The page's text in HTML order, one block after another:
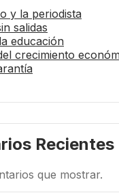
y la periodista
salidas
educación
crecimiento
Recientes
que mostrar.